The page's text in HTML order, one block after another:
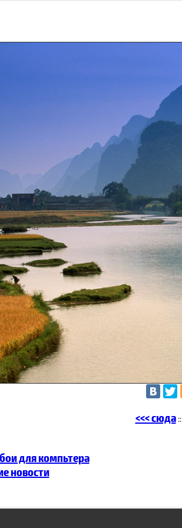
<<< сюда::
для компьтера
новости